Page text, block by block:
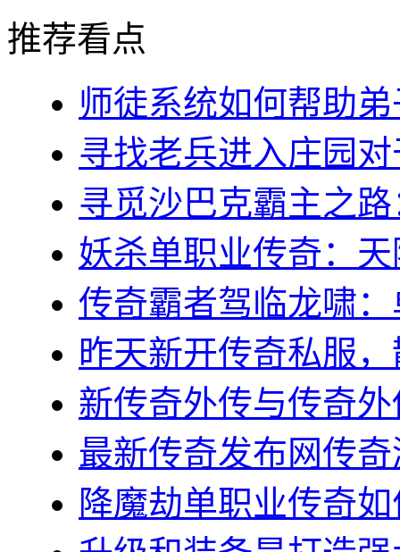
推荐看点
师徒系统如何帮助弟
寻找老兵进入庄园
寻觅沙巴克霸主之
妖杀单职业传奇：
传奇霸者驾临龙啸
昨天新开传奇私服
新传奇外传与传奇
最新传奇发布网传
降魔劫单职业传奇